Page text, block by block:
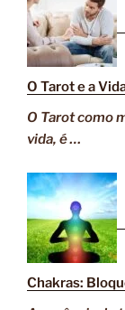
O Tarot e a
O Tarot como
vida, é …
Chakras: